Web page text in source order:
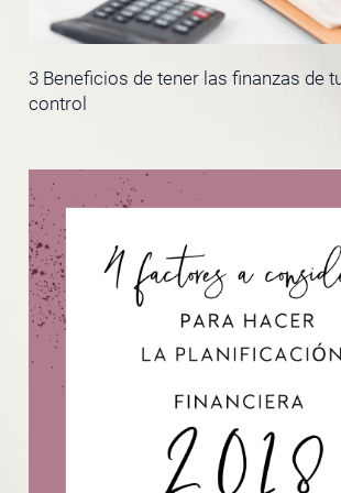
3 Beneficios de tener las finanzas de
control